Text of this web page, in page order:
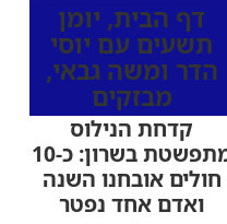
דף הבית, יומן
תשעים עם יוסי
הדר ומשה גבאי,
מבזקים
קדחת הנילוס
מתפשטת בשרון: כ-10
חולים אובחנו השנה
ואדם אחד נפטר